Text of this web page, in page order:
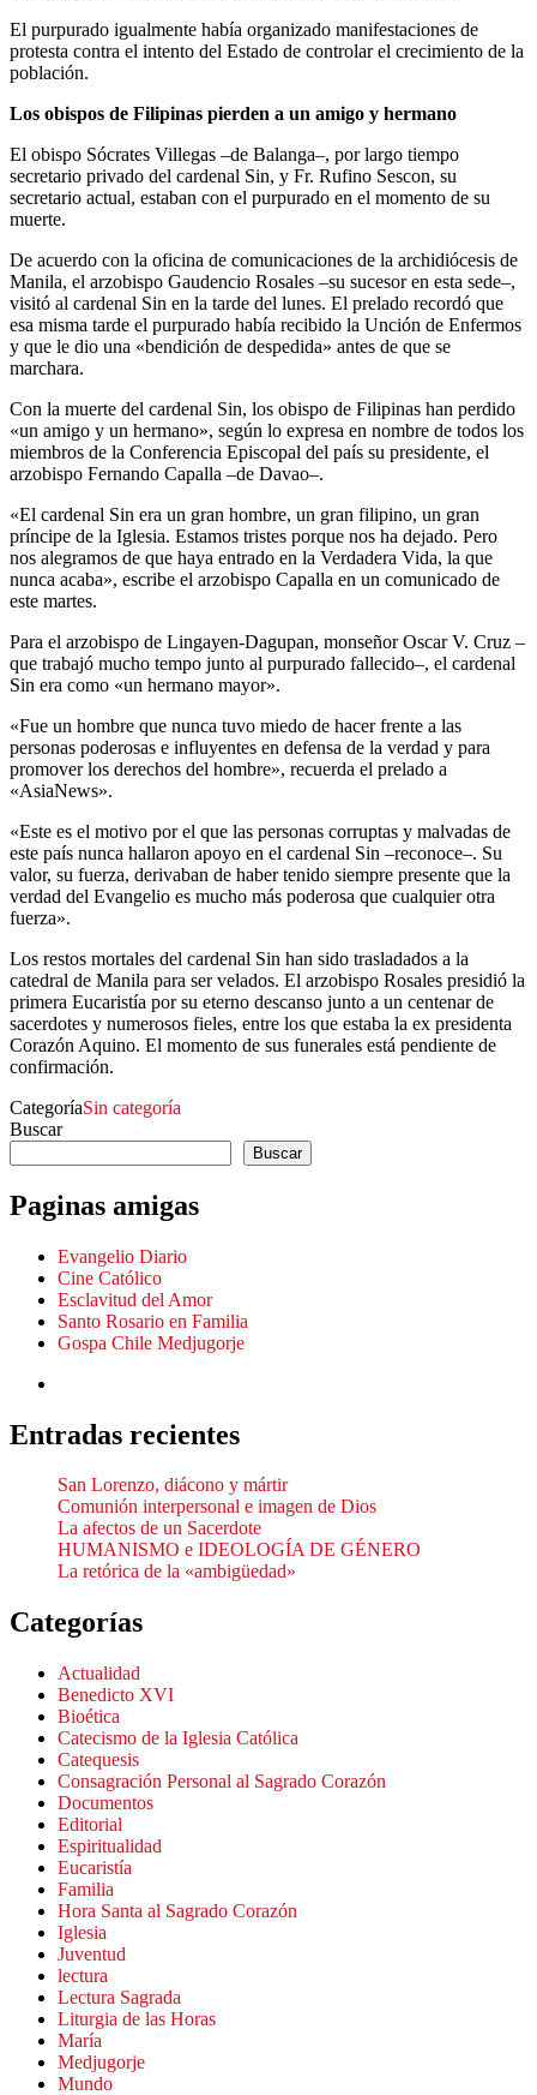
El purpurado igualmente había organizado manifestaciones de
protesta contra el intento del Estado de controlar el crecimiento de la
población.
Los obispos de Filipinas pierden a un amigo y hermano
El obispo Sócrates Villegas –de Balanga–, por largo tiempo
secretario privado del cardenal Sin, y Fr. Rufino Sescon, su
secretario actual, estaban con el purpurado en el momento de su
muerte.
De acuerdo con la oficina de comunicaciones de la archidiócesis de
Manila, el arzobispo Gaudencio Rosales –su sucesor en esta sede–,
visitó al cardenal Sin en la tarde del lunes. El prelado recordó que
esa misma tarde el purpurado había recibido la Unción de Enfermos
y que le dio una «bendición de despedida» antes de que se
marchara.
Con la muerte del cardenal Sin, los obispo de Filipinas han perdido
«un amigo y un hermano», según lo expresa en nombre de todos los
miembros de la Conferencia Episcopal del país su presidente, el
arzobispo Fernando Capalla –de Davao–.
«El cardenal Sin era un gran hombre, un gran filipino, un gran
príncipe de la Iglesia. Estamos tristes porque nos ha dejado. Pero
nos alegramos de que haya entrado en la Verdadera Vida, la que
nunca acaba», escribe el arzobispo Capalla en un comunicado de
este martes.
Para el arzobispo de Lingayen-Dagupan, monseñor Oscar V. Cruz –
que trabajó mucho tempo junto al purpurado fallecido–, el cardenal
Sin era como «un hermano mayor».
«Fue un hombre que nunca tuvo miedo de hacer frente a las
personas poderosas e influyentes en defensa de la verdad y para
promover los derechos del hombre», recuerda el prelado a
«AsiaNews».
«Este es el motivo por el que las personas corruptas y malvadas de
este país nunca hallaron apoyo en el cardenal Sin –reconoce–. Su
valor, su fuerza, derivaban de haber tenido siempre presente que la
verdad del Evangelio es mucho más poderosa que cualquier otra
fuerza».
Los restos mortales del cardenal Sin han sido trasladados a la
catedral de Manila para ser velados. El arzobispo Rosales presidió la
primera Eucaristía por su eterno descanso junto a un centenar de
sacerdotes y numerosos fieles, entre los que estaba la ex presidenta
Corazón Aquino. El momento de sus funerales está pendiente de
confirmación.
CategoríaSin categoría
Buscar
Buscar
Paginas amigas
Evangelio Diario
Cine Católico
Esclavitud del Amor
Santo Rosario en Familia
Gospa Chile Medjugorje
Entradas recientes
San Lorenzo, diácono y mártir
Comunión interpersonal e imagen de Dios
La afectos de un Sacerdote
HUMANISMO e IDEOLOGÍA DE GÉNERO
La retórica de la «ambigüedad»
Categorías
Actualidad
Benedicto XVI
Bioética
Catecismo de la Iglesia Católica
Catequesis
Consagración Personal al Sagrado Corazón
Documentos
Editorial
Espiritualidad
Eucaristía
Familia
Hora Santa al Sagrado Corazón
Iglesia
Juventud
lectura
Lectura Sagrada
Liturgia de las Horas
María
Medjugorje
Mundo